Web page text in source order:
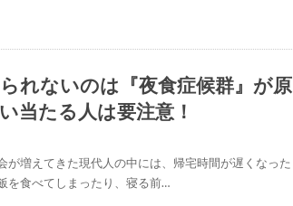
れないのは『夜食症候群』が原
当たる人は要注意！
が増えてきた現代人の中には、帰宅時間が遅くなった
を食べてしまったり、寝る前…